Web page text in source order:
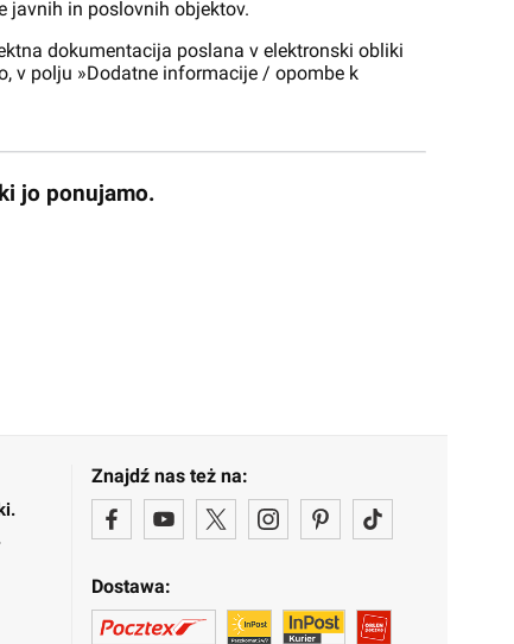
javnih in poslovnih objektov.
dokumentacija poslana v elektronski obliki
v polju »Dodatne informacije / opombe k
jo ponujamo.
Znajdź nas też na:
Dostawa: